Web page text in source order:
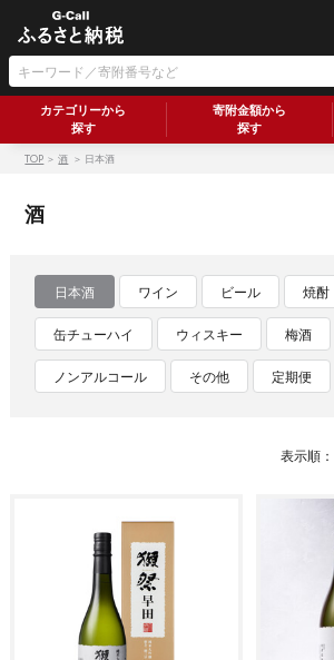
カテゴリーから
探す
寄附金額から
探す
TOP ＞酒 ＞ 日本酒
酒
日本酒 ワイン ビール 焼酎
缶チューハイ ウィスキー 梅酒
ノンアルコール その他 定期便
表示順：